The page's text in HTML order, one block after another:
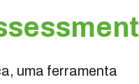
uma ferramenta